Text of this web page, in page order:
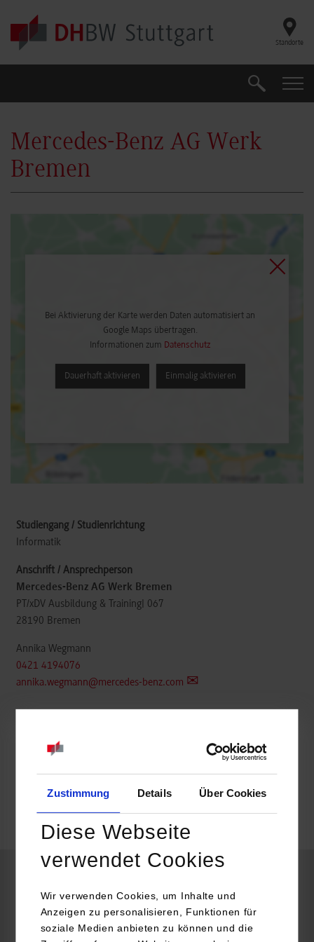
Zustimmung Details Über Cookies
Diese Webseite
verwendet Cookies
Wir verwenden Cookies, um Inhalte und
Anzeigen zu personalisieren, Funktionen für
soziale Medien anbieten zu können und die
Skip to main content
Standorte
Suche
Mercedes-Benz AG Werk
Bremen
Bei Aktivierung der Karte werden Daten automatisiert an
Google Maps übertragen.
Informationen zum Datenschutz
Dauerhaft aktivieren Einmalig aktivieren
Informatik
Mercedes-Benz AG Werk Bremen
PT/xDV Ausbildung & Training| 067
28190 Bremen
Annika Wegmann
0421 4194076
annika.wegmann@mercedes-benz.com
https://group.mercedes-benz.com/karriere
Mercedes-Benz AG Werk Bremen